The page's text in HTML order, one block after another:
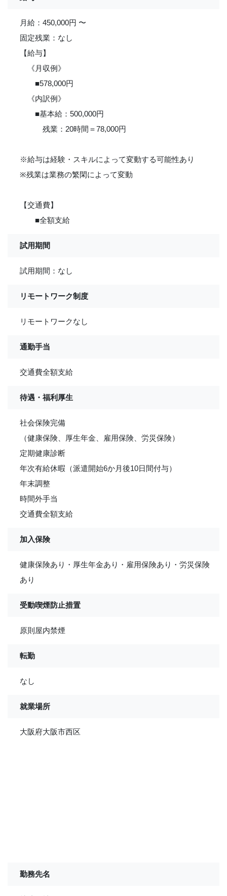
月給：450,000円 〜
固定残業：なし
【給与】
《月収例》
■578,000円
《内訳例》
■基本給：500,000円
残業：20時間＝78,000円
※給与は経験・スキルによって変動する可能性あり
※残業は業務の繁閑によって変動
【交通費】
■全額支給
試用期間
試用期間：なし
リモートワーク制度
リモートワークなし
通勤手当
交通費全額支給
待遇・福利厚生
社会保険完備
（健康保険、厚生年金、雇用保険、労災保険）
定期健康診断
年次有給休暇（派遣開始6か月後10日間付与）
年末調整
時間外手当
交通費全額支給
加入保険
健康保険あり・厚生年金あり・雇用保険あり・労災保険
あり
受動喫煙防止措置
原則屋内禁煙
転勤
なし
就業場所
大阪府大阪市西区
勤務先名